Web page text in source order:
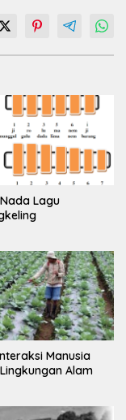
Lagu
Manusia
Alam